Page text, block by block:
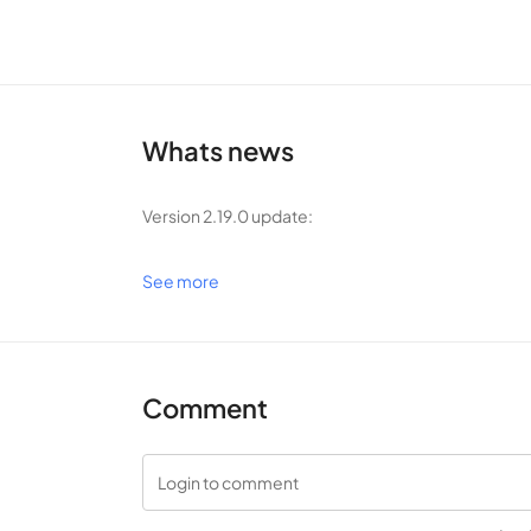
ภาพของโลกของ Lanota
อื่นๆ บางเพลงมีท่อนที่ไม่ใช้คำพูด และคุณจะสบายขึ้น
นอกจากนี้ Lanota ยังมีแพ็คเกจระดับพรีเมียมอีกด้วย เมื่
Whats news
Version 2.19.0 update:
Apo11o program ft. Mayumi Morinaga" are
See more
Comment
Login to comment